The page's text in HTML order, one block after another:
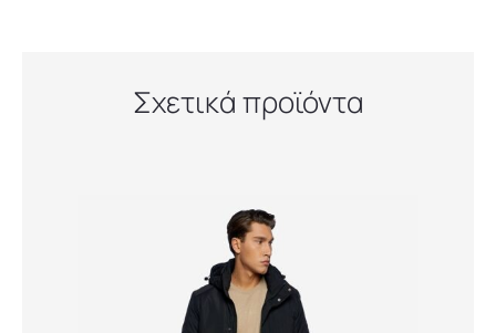
Σχετικά προϊόντα